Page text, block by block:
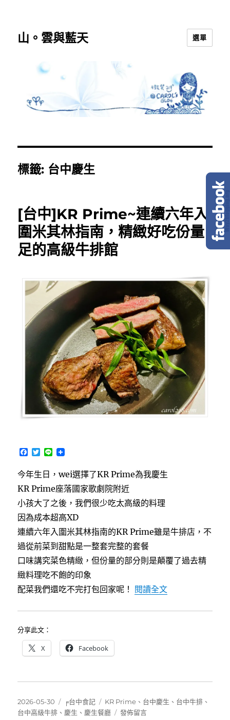
山。雲與藍天 選單
標籤: 台中慶生
[台中]KR Prime~連續六年入
圍米其林指南，精緻好吃份量
足的高級牛排館
F
c
e
b
o
o
k
T
t
t
e
r
L
e
今年生日，wei選擇了KR Prime為我慶生
KR Prime座落國家歌劇院附近
小孩大了之後，我們很少吃太高級的料理
因為成本超高XD
連續六年入圍米其林指南的KR Prime雖是牛排店，不
過從前菜到甜點是一整套完整的套餐
口味講究菜色精緻，但份量的部分則是顛覆了過去精
緻料理吃不飽的印象
配菜我們還吃不完打包回家呢！ 閱讀全文〈[台中]KR
分享此文：
X Facebook
發
佈
2026-05-30
分
類
╒台中食記
標
籤
KR Prime 、 台中慶生 、 台中牛排 、
台中高級牛排 、 慶生 、 慶生餐廳
在
發佈留言